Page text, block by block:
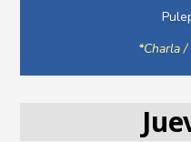
*Charla